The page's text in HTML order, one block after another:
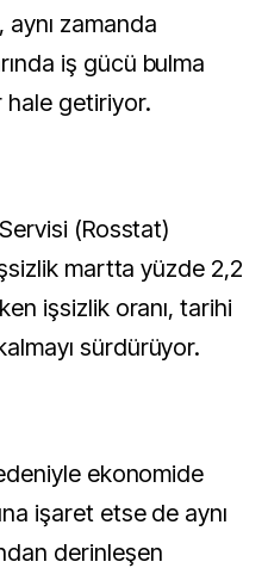
zamanda
iş gücü bulma
getiriyor.
(Rosstat)
martta yüzde 2,2
işsizlik oranı, tarihi
sürdürüyor.
ekonomide
işaret etse de aynı
derinleşen